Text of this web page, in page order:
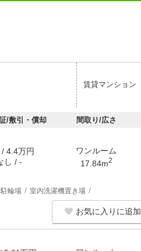
賃貸マンション
/敷引・償却 間取り/広さ
/ 4.4万円
し / -
ワンルーム
17.84m2
駐輪場 室内洗濯機置き場
お気に入りに追加